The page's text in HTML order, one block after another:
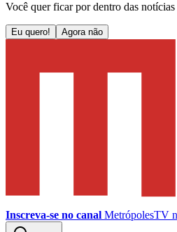
Você quer ficar por dentro das
Eu quero! Agora não
Inscreva-se no canal MetrópolesTV